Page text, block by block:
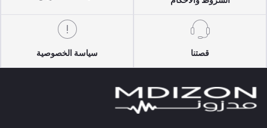
قصتنا سياسة الخصوصية